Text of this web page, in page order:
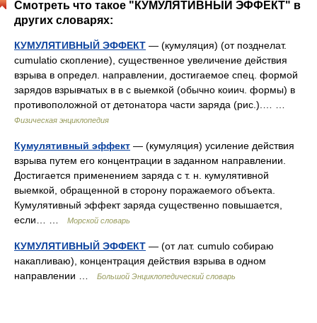
Смотреть что такое "КУМУЛЯТИВНЫЙ ЭФФЕКТ" в
других словарях:
КУМУЛЯТИВНЫЙ ЭФФЕКТ — (кумуляция) (от позднелат.
cumulatio скопление), существенное увеличение действия
взрыва в определ. направлении, достигаемое спец. формой
зарядов взрывчатых в в с выемкой (обычно коиич. формы) в
противоположной от детонатора части заряда (рис.).… …
Физическая энциклопедия
Кумулятивный эффект — (кумуляция) усиление действия
взрыва путем его концентрации в заданном направлении.
Достигается применением заряда с т. н. кумулятивной
выемкой, обращенной в сторону поражаемого объекта.
Кумулятивный эффект заряда существенно повышается,
если… …
Морской словарь
КУМУЛЯТИВНЫЙ ЭФФЕКТ — (от лат. cumulo собираю
накапливаю), концентрация действия взрыва в одном
направлении …
Большой Энциклопедический словарь